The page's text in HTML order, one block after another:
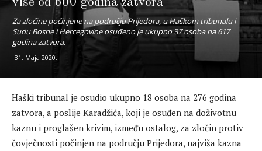
Za zločine počinjene na području Prijedora, u Haškom tribunalu i
Sudu Bosne i Hercegovine osuđeno je ukupno 37 osoba na 617
godina zatvora.
31. Maja 2020.
Haški tribunal je osudio ukupno 18 osoba na 276 godina
zatvora, a poslije Karadžića, koji je osuđen na doživotnu
kaznu i proglašen krivim, između ostalog, za zločin protiv
čovječnosti počinjen na području Prijedora, najviša kazna